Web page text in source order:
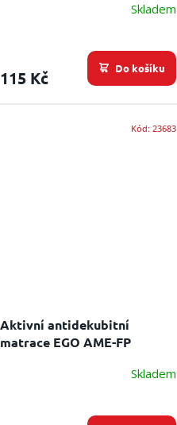
Skladem
115 Kč Do košíku
Aktivní antidekubitní
matrace EGO AME-FP
Skladem
Kód: 23683